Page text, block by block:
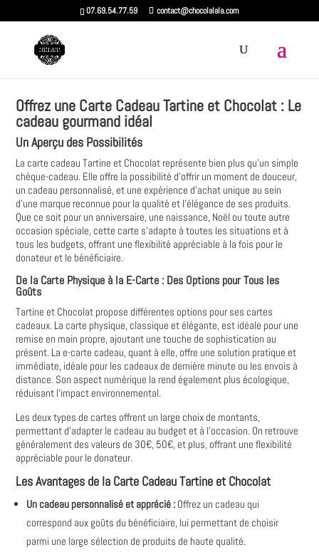
07.69.54.77.59 contact@chocolalala.com
Offrez une Carte Cadeau Tartine et Chocolat : Le
cadeau gourmand idéal
Un Aperçu des Possibilités
La carte cadeau Tartine et Chocolat représente bien plus qu'un simple
chèque-cadeau. Elle offre la possibilité d'offrir un moment de douceur‚
un cadeau personnalisé‚ et une expérience d'achat unique au sein
d'une marque reconnue pour la qualité et l'élégance de ses produits.
Que ce soit pour un anniversaire‚ une naissance‚ Noël ou toute autre
occasion spéciale‚ cette carte s'adapte à toutes les situations et à
tous les budgets‚ offrant une flexibilité appréciable à la fois pour le
donateur et le bénéficiaire.
De la Carte Physique à la E-Carte : Des Options pour Tous les
Goûts
Tartine et Chocolat propose différentes options pour ses cartes
cadeaux. La carte physique‚ classique et élégante‚ est idéale pour une
remise en main propre‚ ajoutant une touche de sophistication au
présent. La e-carte cadeau‚ quant à elle‚ offre une solution pratique et
immédiate‚ idéale pour les cadeaux de dernière minute ou les envois à
distance. Son aspect numérique la rend également plus écologique‚
réduisant l'impact environnemental.
Les deux types de cartes offrent un large choix de montants‚
permettant d'adapter le cadeau au budget et à l'occasion. On retrouve
généralement des valeurs de 30€‚ 50€‚ et plus‚ offrant une flexibilité
appréciable pour le donateur.
Les Avantages de la Carte Cadeau Tartine et Chocolat
Un cadeau personnalisé et apprécié : Offrez un cadeau qui
correspond aux goûts du bénéficiaire‚ lui permettant de choisir
parmi une large sélection de produits de haute qualité.